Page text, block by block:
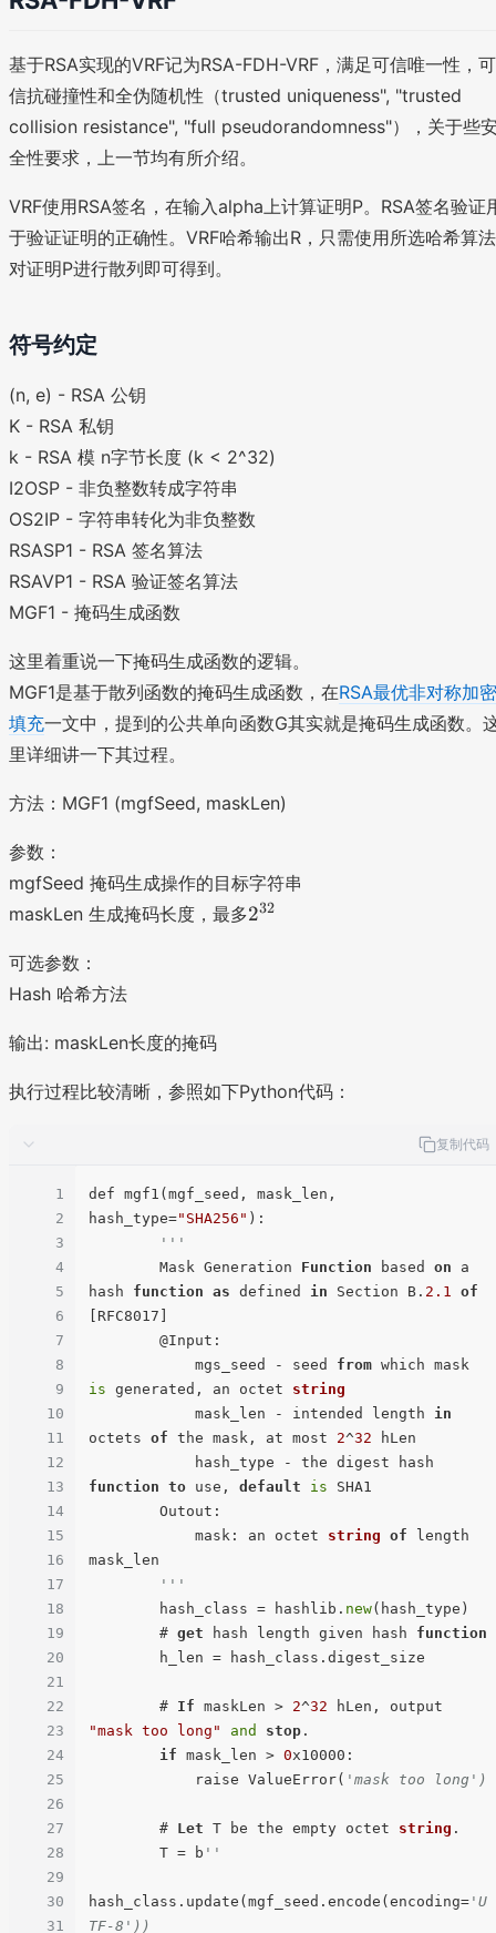
基于RSA实现的VRF记为RSA-FDH-VRF，满足可信唯一性，可
信抗碰撞性和全伪随机性（trusted uniqueness", "trusted
collision resistance", "full pseudorandomness"），关于些
全性要求，上一节均有所介绍。
VRF使用RSA签名，在输入alpha上计算证明P。RSA签名验证
于验证证明的正确性。VRF哈希输出R，只需使用所选哈希算法
对证明P进行散列即可得到。
符号约定
(n, e) - RSA 公钥
K - RSA 私钥
k - RSA 模 n字节长度 (k < 2^32)
I2OSP - 非负整数转成字符串
OS2IP - 字符串转化为非负整数
RSASP1 - RSA 签名算法
RSAVP1 - RSA 验证签名算法
MGF1 - 掩码生成函数
这里着重说一下掩码生成函数的逻辑。
MGF1是基于散列函数的掩码生成函数，在RSA最优非对称加密
填充一文中，提到的公共单向函数G其实就是掩码生成函数。
里详细讲一下其过程。
方法：MGF1 (mgfSeed, maskLen)
参数：
mgfSeed 掩码生成操作的目标字符串
maskLen 生成掩码长度，最多2
232
可选参数：
Hash 哈希方法
输出: maskLen长度的掩码
执行过程比较清晰，参照如下Python代码：
复制代码
1
2
3
4
5
6
7
8
9
10
11
12
13
14
15
16
17
18
19
20
21
22
23
24
25
26
27
28
29
30
31
def mgf1(mgf_seed, mask_len,
hash_type="SHA256" ):
'''
        Mask Generation
Function based on a
hash function as defined in Section B. 2.1
of
[RFC8017]
            mgs_seed - seed
from
is generated, an octet string
            mask_len - intended length
in
octets of the mask, at most 2^32 hLen
function to use, default is SHA1
            mask: an octet
string of length
mask_len
'''
        hash_class = hashlib.
new(hash_type)
        #
get hash length given hash function
        #
If maskLen > 2^32
"mask too long"
and stop .
if mask_len > 0x10000:
            raise ValueError(
'mask too long')
        #
Let T be the empty octet string .
        T = b
''
hash_class.update(mgf_seed.encode(encoding= 'U
TF-8'))